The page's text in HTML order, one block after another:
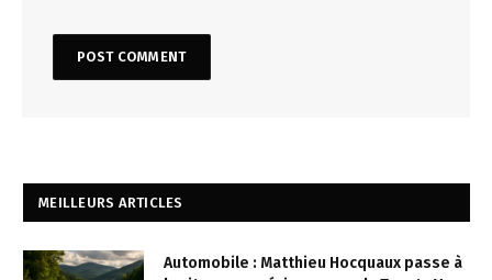
MEILLEURS ARTICLES
Automobile : Matthieu Hocquaux passe à